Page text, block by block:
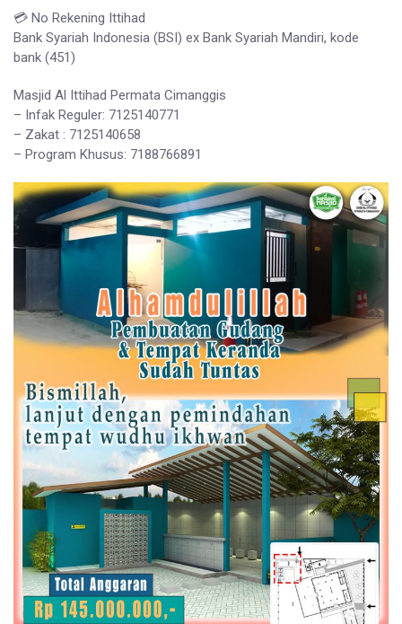
💳 No Rekening Ittihad
Bank Syariah Indonesia (BSI) ex Bank Syariah Mandiri, kode
bank (451)
Masjid Al Ittihad Permata Cimanggis
– Infak Reguler: 7125140771
– Zakat : 7125140658
– Program Khusus: 7188766891